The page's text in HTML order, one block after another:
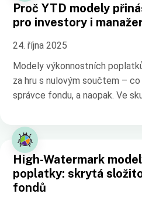
Proč YTD modely
pro investory i
24. října 2025
Modely výkonnostních
za hru s nulovým součtem –
správce fondu, a naopak. Ve
High-Watermark
poplatky: skrytá
fondů